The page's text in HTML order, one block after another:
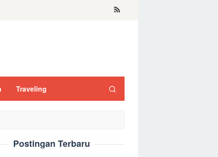
Traveling
Postingan Terbaru